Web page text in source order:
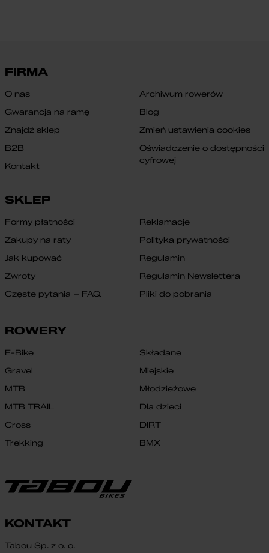
FIRMA
O nas
Gwarancja na ramę
Znajdź sklep
B2B
Kontakt
Archiwum rowerów
Blog
Zmień ustawienia cookies
Oświadczenie o dostępności
cyfrowej
SKLEP
Formy płatności
Zakupy na raty
Jak kupować
Zwroty
Częste pytania – FAQ
Reklamacje
Polityka prywatności
Regulamin
Regulamin Newslettera
Pliki do pobrania
ROWERY
E-Bike
Gravel
MTB
MTB TRAIL
Cross
Trekking
Składane
Miejskie
Młodzieżowe
Dla dzieci
DIRT
BMX
KONTAKT
Tabou Sp. z o. o.